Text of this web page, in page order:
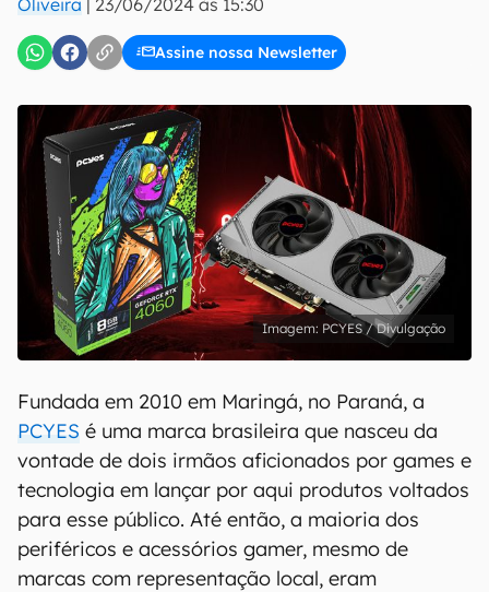
Oliveira | 23/06/2024 às 15:30
Assine nossa Newsletter
Confirmo que li, aceito e concordo com os Termos de
Uso e Política de Privacidade do Canaltech.
PCYES / Divulgação
Fundada em 2010 em Maringá, no Paraná, a
PCYES é uma marca brasileira que nasceu da
vontade de dois irmãos aficionados por games e
tecnologia em lançar por aqui produtos voltados
para esse público. Até então, a maioria dos
periféricos e acessórios gamer, mesmo de
marcas com representação local, eram